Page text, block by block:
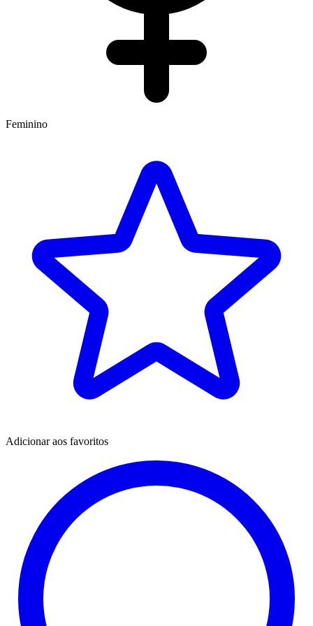
Feminino
Adicionar aos favoritos